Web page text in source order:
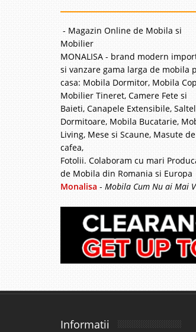
- Magazin Online de Mobila si
Mobilier
MONALISA - brand modern
si vanzare gama larga de mobila
casa: Mobila Dormitor, Mobila
Mobilier Tineret, Camere Fete si
Baieti, Canapele Extensibile,
Dormitoare, Mobila Bucatarie,
Living, Mese si Scaune, Masute de
cafea,
Fotolii. Colaboram cu mari
de Mobila din Romania si Europa
Monalisa - Mobila Cum Nu ai Mai
Informatii